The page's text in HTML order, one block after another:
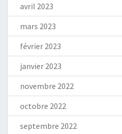
avril 2023
mars 2023
février 2023
janvier 2023
novembre 2022
octobre 2022
septembre 2022